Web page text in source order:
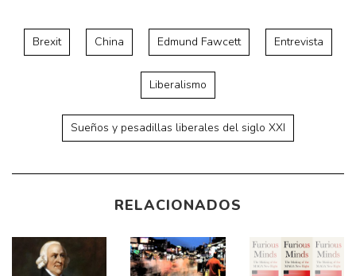
Brexit China Edmund Fawcett Entrevista
Liberalismo
Sueños y pesadillas liberales del siglo XXI
RELACIONADOS